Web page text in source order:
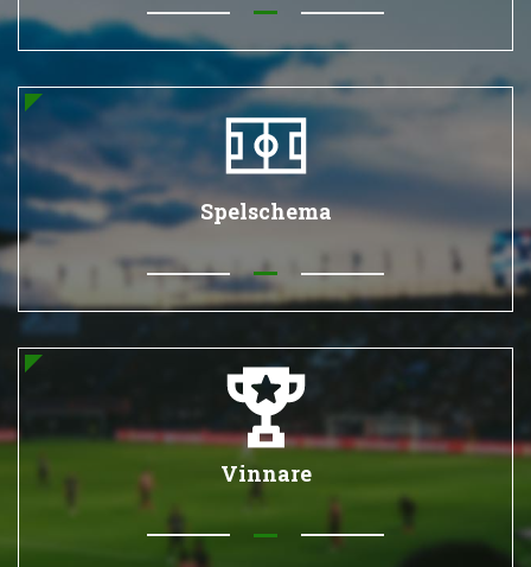
Spelschema
Vinnare